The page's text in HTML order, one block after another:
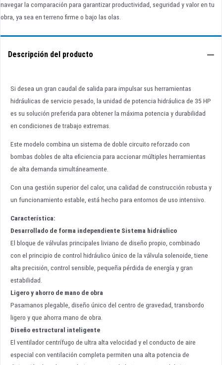
navegar la comparación para garantizar productividad, seguridad y valor en tu
obra, ya sea en terreno firme o bajo las olas.
Descripción del producto
Si desea un gran caudal de salida para impulsar sus herramientas
hidráulicas de servicio pesado, la unidad de potencia hidráulica de 35 HP
es su solución preferida para obtener la máxima potencia y durabilidad
en condiciones de trabajo extremas.
Este modelo combina un sistema de doble circuito reforzado con
bombas dobles de alta eficiencia para accionar múltiples herramientas
de alta demanda simultáneamente.
Con una gestión superior del calor, una calidad de construcción robusta y
un funcionamiento estable, está hecho para entornos de uso intensivo.
Característica:
Desarrollado de forma independiente Sistema hidráulico
El bloque de válvulas principales liviano de diseño propio, combinado
con el principio de control hidráulico único de la válvula solenoide, tiene
alta precisión, control sensible, pequeña pérdida de energía y gran
estabilidad.
Ligero y ahorro de mano de obra
Pasamanos plegable, diseño único del centro de gravedad, transbordo
ligero y que ahorra mano de obra.
Diseño estructural inteligente
El ventilador centrífugo de ultra alta velocidad y el conducto de aire
especial con ventilación completa permiten una alta potencia de